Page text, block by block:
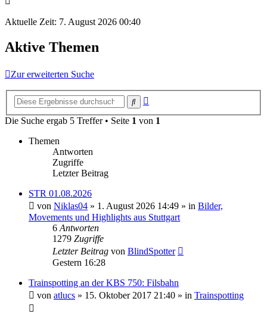
Aktuelle Zeit: 7. August 2026 00:40
Aktive Themen
Zur erweiterten Suche
Suche
Die Suche ergab 5 Treffer • Seite 1 von 1
Themen
Antworten
Zugriffe
Letzter Beitrag
STR 01.08.2026
von Niklas04 » 1. August 2026 14:49 » in Bilder,
Movements und Highlights aus Stuttgart
6 Antworten
1279 Zugriffe
Letzter Beitrag von BlindSpotter
Gestern 16:28
Trainspotting an der KBS 750: Filsbahn
von atlucs » 15. Oktober 2017 21:40 » in Trainspotting